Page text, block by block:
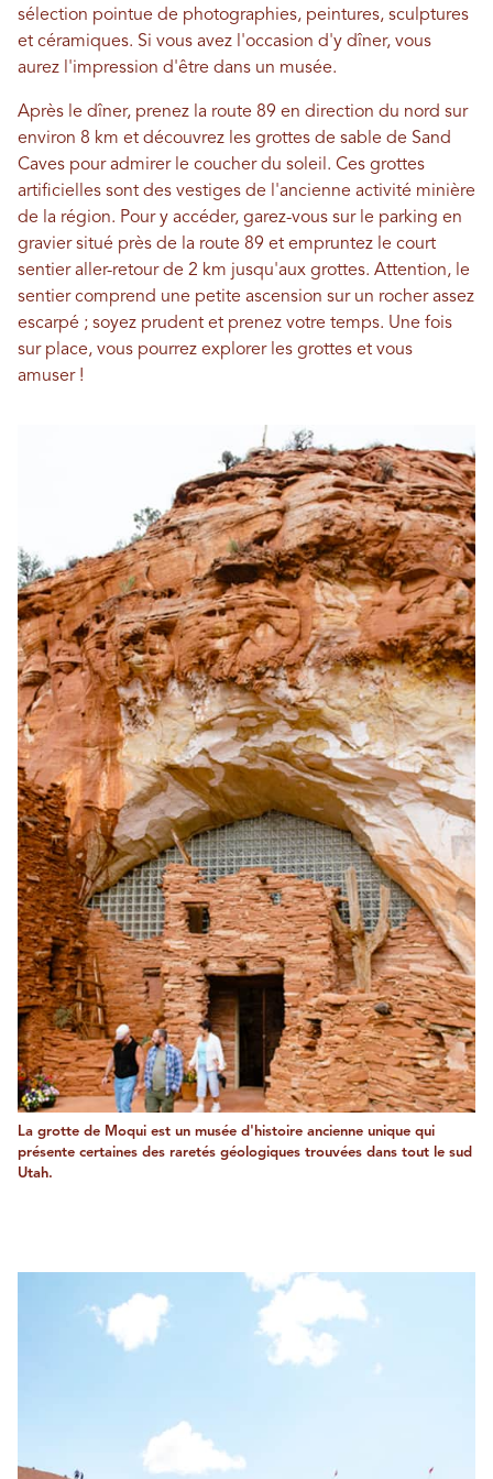
sélection pointue de photographies, peintures, sculptures
et céramiques. Si vous avez l'occasion d'y dîner, vous
aurez l'impression d'être dans un musée.
Après le dîner, prenez la route 89 en direction du nord sur
environ 8 km et découvrez les grottes de sable de Sand
Caves pour admirer le coucher du soleil. Ces grottes
artificielles sont des vestiges de l'ancienne activité minière
de la région. Pour y accéder, garez-vous sur le parking en
gravier situé près de la route 89 et empruntez le court
sentier aller-retour de 2 km jusqu'aux grottes. Attention, le
sentier comprend une petite ascension sur un rocher assez
escarpé ; soyez prudent et prenez votre temps. Une fois
sur place, vous pourrez explorer les grottes et vous
amuser !
La grotte de Moqui est un musée d'histoire ancienne unique qui
présente certaines des raretés géologiques trouvées dans tout le sud
Utah.